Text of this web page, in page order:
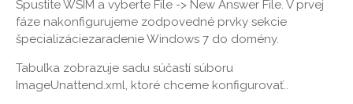
Spustite WSIM a vyberte File -> New Answer File. V prvej
fáze nakonfigurujeme zodpovedné prvky sekcie
špecializáciezaradenie Windows 7 do domény.
Tabuľka zobrazuje sadu súčastí súboru
ImageUnattend.xml, ktoré chceme konfigurovať..